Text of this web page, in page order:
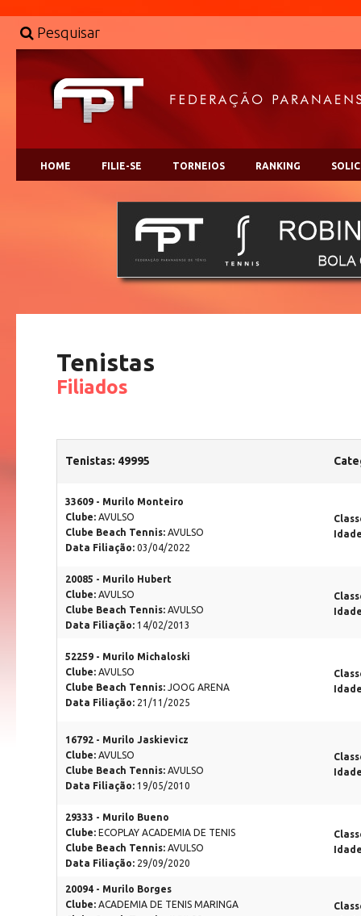
Pesquisar
HOME FILIE-SE TORNEIOS RANKING
Tenistas
Filiados
Tenistas: 49995
33609 - Murilo Monteiro
Clube: AVULSO
Clube Beach Tennis: AVULSO
Data Filiação: 03/04/2022
20085 - Murilo Hubert
Clube: AVULSO
Clube Beach Tennis: AVULSO
Data Filiação: 14/02/2013
52259 - Murilo Michaloski
Clube: AVULSO
Clube Beach Tennis: JOOG ARENA
Data Filiação: 21/11/2025
16792 - Murilo Jaskievicz
Clube: AVULSO
Clube Beach Tennis: AVULSO
Data Filiação: 19/05/2010
29333 - Murilo Bueno
Clube: ECOPLAY ACADEMIA DE TENIS
Clube Beach Tennis: AVULSO
Data Filiação: 29/09/2020
20094 - Murilo Borges
Clube: ACADEMIA DE TENIS MARINGA